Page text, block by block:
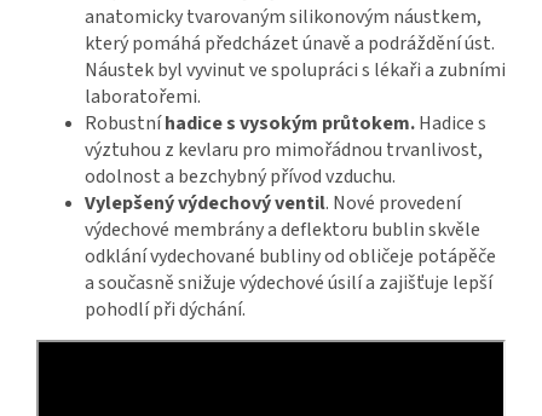
anatomicky tvarovaným silikonovým náustkem,
který pomáhá předcházet únavě a podráždění úst.
Náustek byl vyvinut ve spolupráci s lékaři a zubními
laboratořemi.
Robustníhadice s vysokým průtokem.Hadice s
výztuhou z kevlaru pro mimořádnou trvanlivost,
odolnost a bezchybný přívod vzduchu.
Vylepšený výdechový ventil. Nové provedení
výdechové membrány a deflektoru bublin skvěle
odklání vydechované bubliny od obličeje potápěče
a současně snižuje výdechové úsilí a zajišťuje lepší
pohodlí při dýchání.